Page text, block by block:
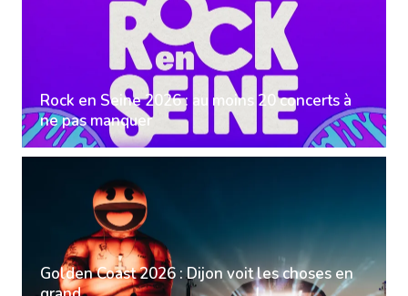
Rock en Seine 2026 : au moins 20 concerts à
ne pas manquer
Golden Coast 2026 : Dijon voit les choses en